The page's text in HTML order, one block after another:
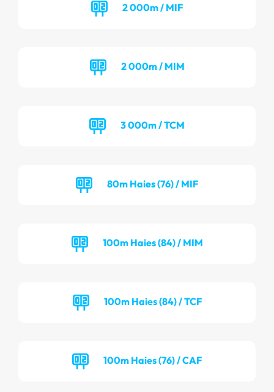
2 000m / MIF
2 000m / MIM
3 000m / TCM
80m Haies (76) / MIF
100m Haies (84) / MIM
100m Haies (84) / TCF
100m Haies (76) / CAF